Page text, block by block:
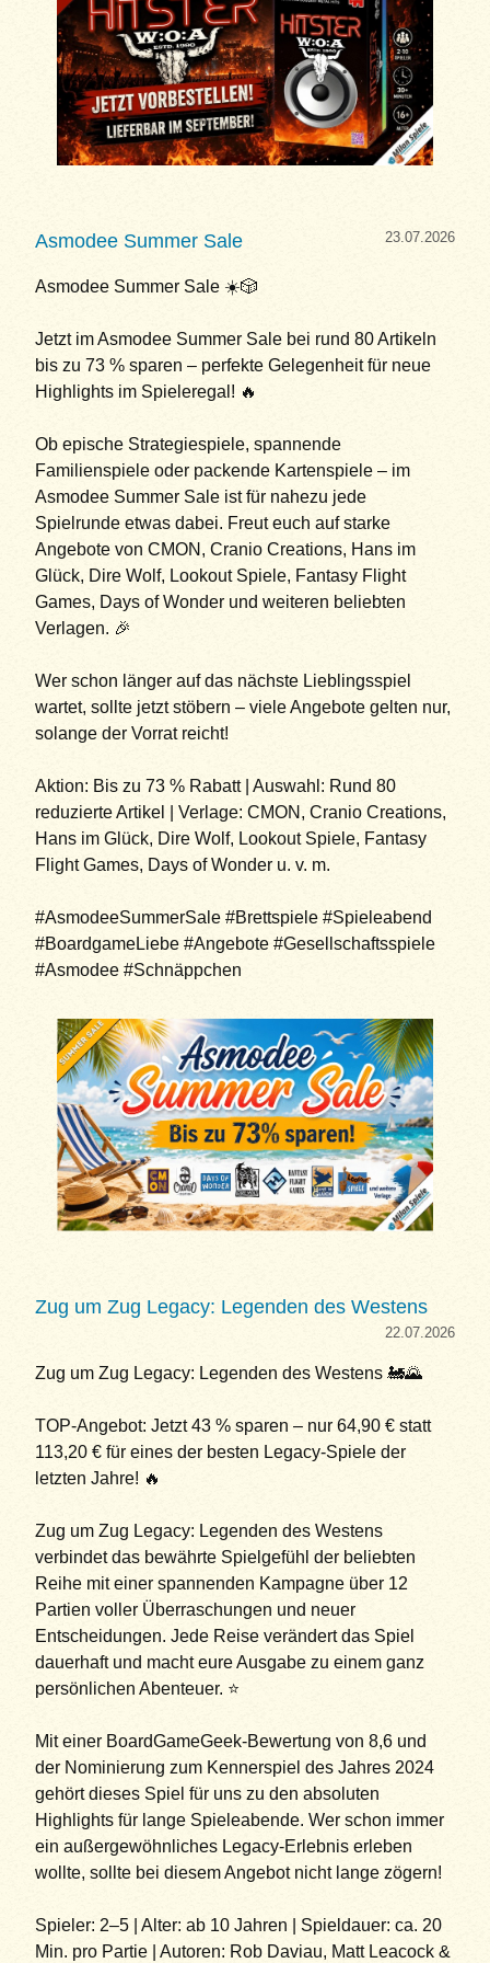
Asmodee Summer Sale 23.07.2026
Asmodee Summer Sale ☀️🎲
Jetzt im Asmodee Summer Sale bei rund 80 Artikeln
bis zu 73 % sparen – perfekte Gelegenheit für neue
Highlights im Spieleregal! 🔥
Ob epische Strategiespiele, spannende
Familienspiele oder packende Kartenspiele – im
Asmodee Summer Sale ist für nahezu jede
Spielrunde etwas dabei. Freut euch auf starke
Angebote von CMON, Cranio Creations, Hans im
Glück, Dire Wolf, Lookout Spiele, Fantasy Flight
Games, Days of Wonder und weiteren beliebten
Verlagen. 🎉
Wer schon länger auf das nächste Lieblingsspiel
wartet, sollte jetzt stöbern – viele Angebote gelten nur,
solange der Vorrat reicht!
Aktion: Bis zu 73 % Rabatt | Auswahl: Rund 80
reduzierte Artikel | Verlage: CMON, Cranio Creations,
Hans im Glück, Dire Wolf, Lookout Spiele, Fantasy
Flight Games, Days of Wonder u. v. m.
#AsmodeeSummerSale #Brettspiele #Spieleabend
#BoardgameLiebe #Angebote #Gesellschaftsspiele
#Asmodee #Schnäppchen
Zug um Zug Legacy: Legenden des Westens
22.07.2026
Zug um Zug Legacy: Legenden des Westens 🚂🌄
TOP-Angebot: Jetzt 43 % sparen – nur 64,90 € statt
113,20 € für eines der besten Legacy-Spiele der
letzten Jahre! 🔥
Zug um Zug Legacy: Legenden des Westens
verbindet das bewährte Spielgefühl der beliebten
Reihe mit einer spannenden Kampagne über 12
Partien voller Überraschungen und neuer
Entscheidungen. Jede Reise verändert das Spiel
dauerhaft und macht eure Ausgabe zu einem ganz
persönlichen Abenteuer. ⭐
Mit einer BoardGameGeek-Bewertung von 8,6 und
der Nominierung zum Kennerspiel des Jahres 2024
gehört dieses Spiel für uns zu den absoluten
Highlights für lange Spieleabende. Wer schon immer
ein außergewöhnliches Legacy-Erlebnis erleben
wollte, sollte bei diesem Angebot nicht lange zögern!
Spieler: 2–5 | Alter: ab 10 Jahren | Spieldauer: ca. 20
Min. pro Partie | Autoren: Rob Daviau, Matt Leacock &